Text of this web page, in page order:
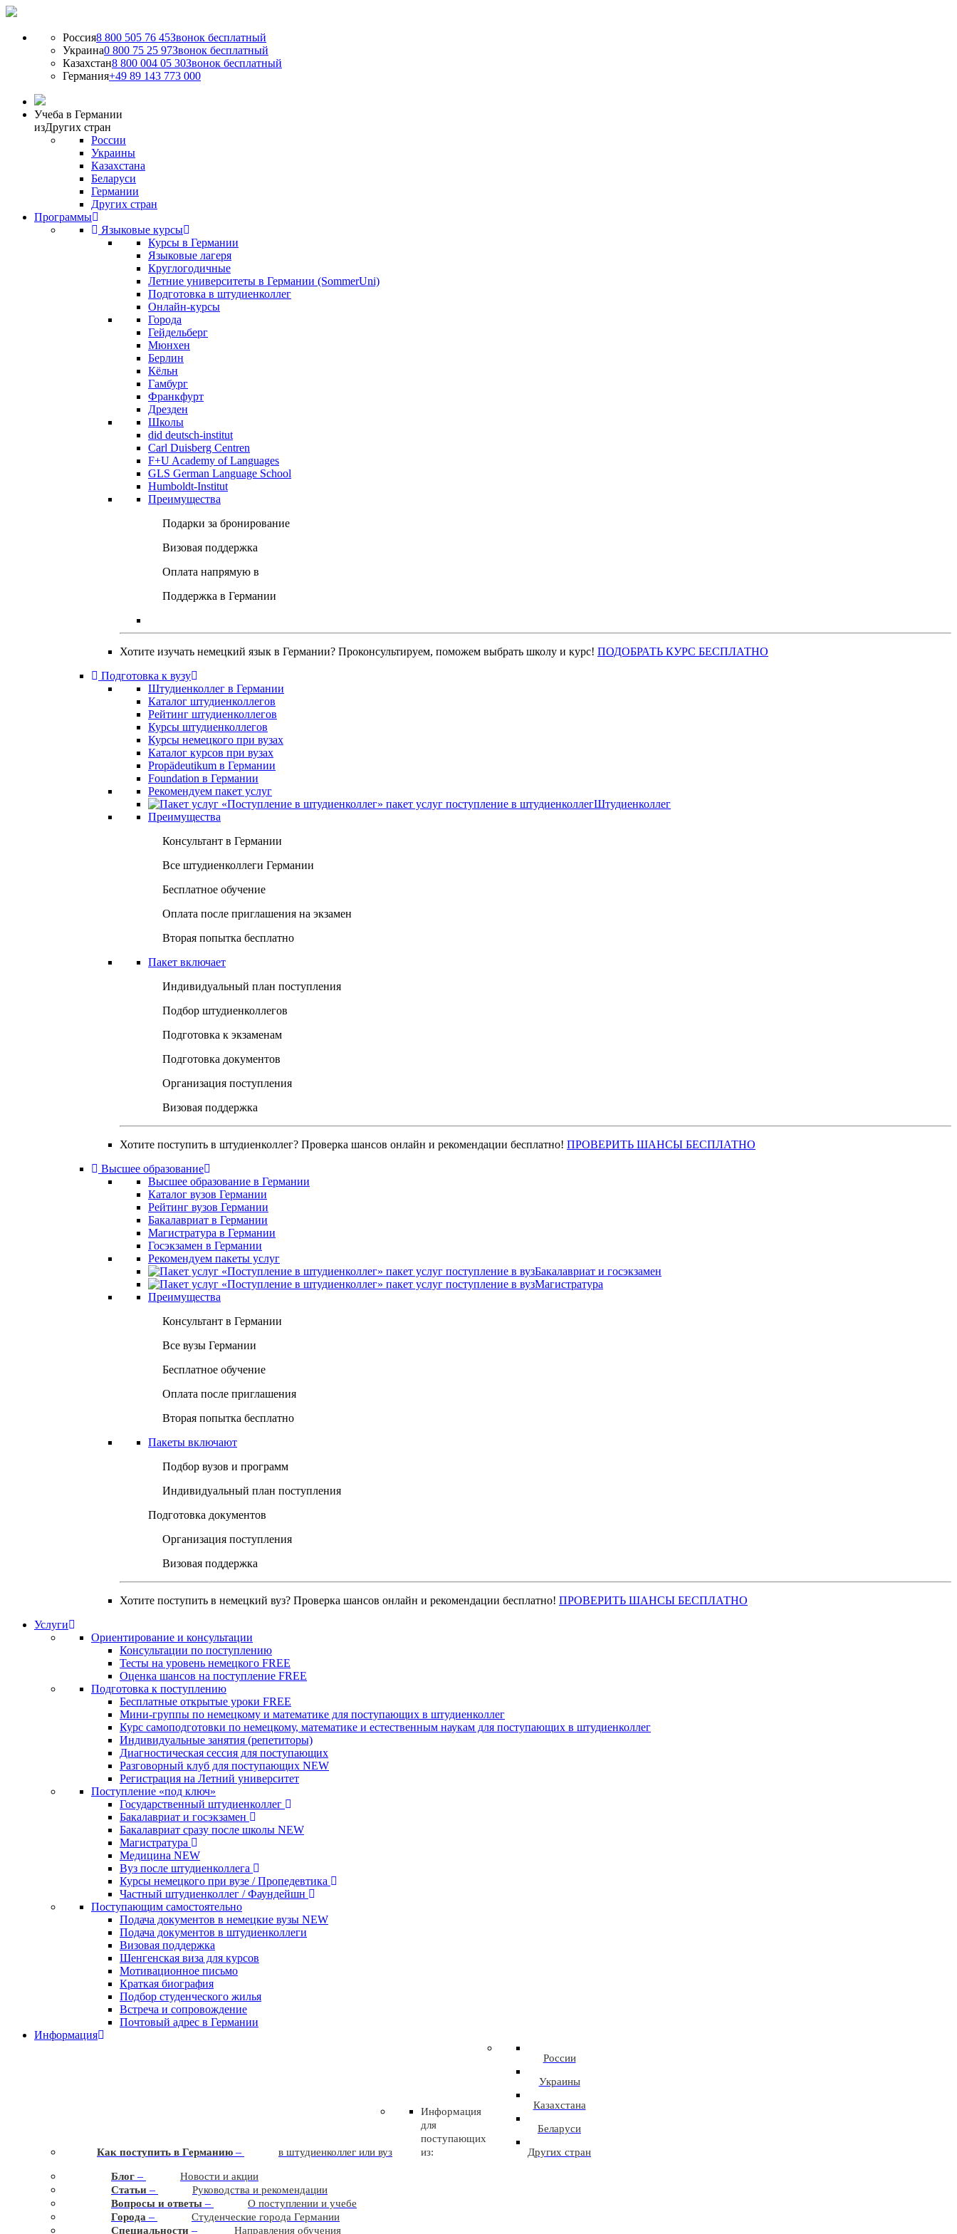
Россия8 800 505 76 45Звонок бесплатный
Украина0 800 75 25 97Звонок бесплатный
Казахстан8 800 004 05 30Звонок бесплатный
Германия+49 89 143 773 000
Учеба в Германии
изДругих стран
России
Украины
Казахстана
Беларуси
Германии
Других стран
Программы
Языковые курсы
Курсы в Германии
Языковые лагеря
Круглогодичные
Летние университеты в Германии (SommerUni)
Подготовка в штудиенколлег
Онлайн-курсы
Города
Гейдельберг
Мюнхен
Берлин
Кёльн
Гамбург
Франкфурт
Дрезден
Школы
did deutsch-institut
Carl Duisberg Centren
F+U Academy of Languages
GLS German Language School
Humboldt-Institut
Преимущества
Подарки за бронирование
Визовая поддержка
Оплата напрямую в
Поддержка в Германии
Хотите изучать немецкий язык в Германии? Проконсультируем, поможем выбрать школу и курс! ПОДОБРАТЬ КУРС БЕСПЛАТНО
Подготовка к вузу
Штудиенколлег в Германии
Каталог штудиенколлегов
Рейтинг штудиенколлегов
Курсы штудиенколлегов
Курсы немецкого при вузах
Каталог курсов при вузах
Propädeutikum в Германии
Foundation в Германии
Рекомендуем пакет услуг
Штудиенколлег
Преимущества
Консультант в Германии
Все штудиенколлеги Германии
Бесплатное обучение
Оплата после приглашения на экзамен
Вторая попытка бесплатно
Пакет включает
Индивидуальный план поступления
Подбор штудиенколлегов
Подготовка к экзаменам
Подготовка документов
Организация поступления
Визовая поддержка
Хотите поступить в штудиенколлег? Проверка шансов онлайн и рекомендации бесплатно! ПРОВЕРИТЬ ШАНСЫ БЕСПЛАТНО
Высшее образование
Высшее образование в Германии
Каталог вузов Германии
Рейтинг вузов Германии
Бакалавриат в Германии
Магистратура в Германии
Госэкзамен в Германии
Рекомендуем пакеты услуг
Бакалавриат и госэкзамен
Магистратура
Преимущества
Консультант в Германии
Все вузы Германии
Бесплатное обучение
Оплата после приглашения
Вторая попытка бесплатно
Пакеты включают
Подбор вузов и программ
Индивидуальный план поступления
Подготовка документов
Организация поступления
Визовая поддержка
Хотите поступить в немецкий вуз? Проверка шансов онлайн и рекомендации бесплатно! ПРОВЕРИТЬ ШАНСЫ БЕСПЛАТНО
Услуги
Ориентирование и консультации
Консультации по поступлению
Тесты на уровень немецкого FREE
Оценка шансов на поступление FREE
Подготовка к поступлению
Бесплатные открытые уроки FREE
Мини-группы по немецкому и математике для поступающих в штудиенколлег
Курс самоподготовки по немецкому, математике и естественным наукам для поступающих в штудиенколлег
Индивидуальные занятия (репетиторы)
Диагностическая сессия для поступающих
Разговорный клуб для поступающих NEW
Регистрация на Летний университет
Поступление «под ключ»
Государственный штудиенколлег
Бакалавриат и госэкзамен
Бакалавриат сразу после школы NEW
Магистратура
Медицина NEW
Вуз после штудиенколлега
Курсы немецкого при вузе / Пропедевтика
Частный штудиенколлег / Фаундейшн
Поступающим самостоятельно
Подача документов в немецкие вузы NEW
Подача документов в штудиенколлеги
Визовая поддержка
Шенгенская виза для курсов
Мотивационное письмо
Краткая биография
Подбор студенческого жилья
Встреча и сопровождение
Почтовый адрес в Германии
Информация
Как поступить в Германию – в штудиенколлег или вуз
Информация
для
поступающих
из:
России
Украины
Казахстана
Беларуси
Других стран
Блог –
Новости и акции
Статьи –
Руководства и рекомендации
Вопросы и ответы –
О поступлении и учебе
Города –
Студенческие города Германии
Cпециальности –
Направления обучения